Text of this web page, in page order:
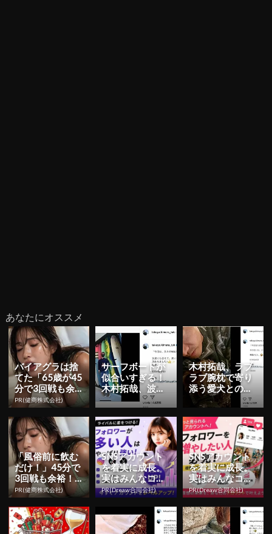
あなたにオススメ
バイアグラは捨
てた「65歳が45
分で3回戦も余
裕」1日31円で
朝まで絶好調！
PR(健商株式会社)
サーフボードが
似合いすぎる！
木村拓哉、波乗
りアロハポーズ
ショット公開
木村拓哉、ラブ
ラブ腕枕で寄り
添う愛犬との３
ショット公開！
「風俗前に飲む
だけ！」45分で
3回戦も余裕！1
日31円で朝まで
絶好調
PR(健商株式会社)
SNSアカウント
を着実に成長。
実はみんなココ
使ってます。
PR(Dreaw合同会社)
SNSアカウント
を着実に成長。
実はみんなココ
使ってます。
PR(Dreaw合同会社)